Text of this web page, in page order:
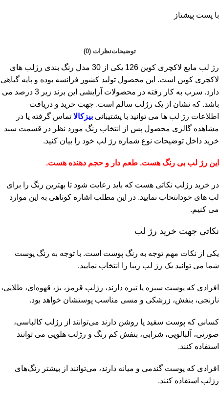
با پست پیشتاز
توضیحاتنظرات (0)
رژ لب مایع لاکچری کوین 126 یکی از 30 مدل رنگ بندی رژلب های
لاکچری کوین است. این محصول تولید کشور فرانسه بوده و پایه گیاهی
دارد. سرب به کار رفته در محصولات آرایشی این برند زیر 3 درصد می
باشد. که نشان از یک رژلب سالم است. جهت خرید و دریافت
اطلاعات رژ لب ها می توانید با پشتیبانی بیزکالا تماس گرفته یا در
مشاهده گالری محصول پس از انتخاب رنگ مورد نظر در قسمت سبد
خرید داخل توضیحات نوع شماره رژ لب خود را بیان کنید.
این رژ لب بی رنگ هست. طعم دار و حجم دهنده هست.
در خرید رژلب نکاتی هست که باید رعایت شود تا بهترین رنگ را برای
لب های خودانتخاب نمایید. در این مطلب اشاره کوتاهی به این موارد
می کنیم.
نکاتی جهت خرید رژ لب
یکی از نکات مهم توجه به رنگ پوست است. با توجه به رنگ پوست
شما می توانید یک رژ لب زیبا را انتخاب نمایید.
افرادی که پوست سبزه یا تیره دارند، رژلب قرمز، بژ، قهوه‌ای، طلایی،
نارنجی، بنفش، زرشکی و مسی مناسب پوستشان خواهد بود.
کسانی که پوست سفید یا روشن دارند می‌توانند از رژلب کالباسی،
صورتی، آلبالویی، شرابی، بنفش کم‌ رنگ و رژلب هلویی می توانند
استفاده کنند.
افرادی که پوست گندمی و میانه دارند، می‌توانند از بیشتر رنگ‌های
رژلب استفاده کنند.